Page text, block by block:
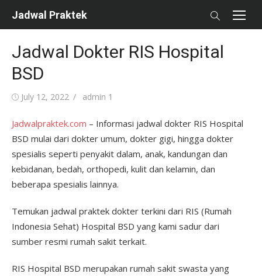
Jadwal Praktek
Jadwal Dokter RIS Hospital
BSD
Posted
July 12, 2022 Author
admin 1
Jadwalpraktek.com – Informasi jadwal dokter RIS Hospital
BSD mulai dari dokter umum, dokter gigi, hingga dokter
spesialis seperti penyakit dalam, anak, kandungan dan
kebidanan, bedah, orthopedi, kulit dan kelamin, dan
beberapa spesialis lainnya.
Temukan jadwal praktek dokter terkini dari RIS (Rumah
Indonesia Sehat) Hospital BSD yang kami sadur dari
sumber resmi rumah sakit terkait.
RIS Hospital BSD merupakan rumah sakit swasta yang